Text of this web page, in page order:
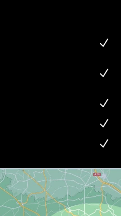
N
N
N
N
N